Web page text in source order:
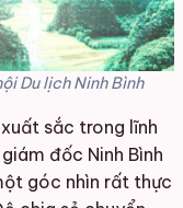
Du lịch Ninh Bình
sắc trong lĩnh
đốc Ninh Bình
góc nhìn rất thực